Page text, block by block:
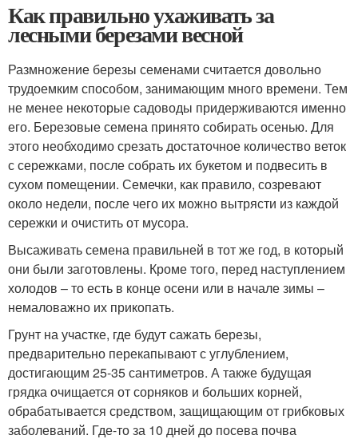
Как правильно ухаживать за
лесными березами весной
Размножение березы семенами считается довольно
трудоемким способом, занимающим много времени. Тем
не менее некоторые садоводы придерживаются именно
его. Березовые семена принято собирать осенью. Для
этого необходимо срезать достаточное количество веток
с сережками, после собрать их букетом и подвесить в
сухом помещении. Семечки, как правило, созревают
около недели, после чего их можно вытрясти из каждой
сережки и очистить от мусора.
Высаживать семена правильней в тот же год, в который
они были заготовлены. Кроме того, перед наступлением
холодов – то есть в конце осени или в начале зимы –
немаловажно их прикопать.
Грунт на участке, где будут сажать березы,
предварительно перекапывают с углублением,
достигающим 25-35 сантиметров. А также будущая
грядка очищается от сорняков и больших корней,
обрабатывается средством, защищающим от грибковых
заболеваний. Где-то за 10 дней до посева почва